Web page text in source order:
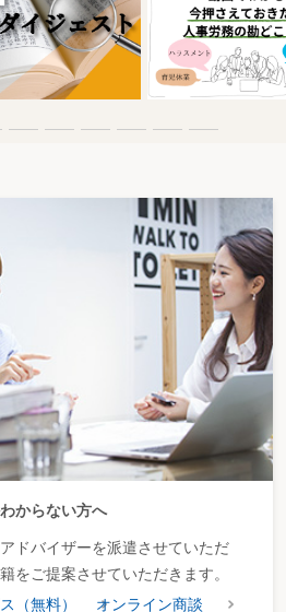
からない方へ
ドバイザーを派遣させていただ
をご提案させていただきます。
（無料）
オンライン商談